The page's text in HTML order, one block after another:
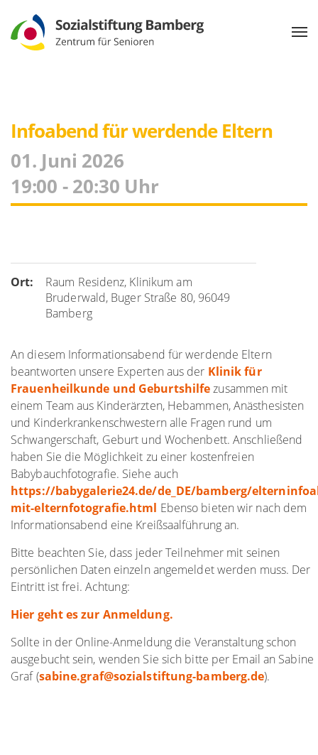
Infoabend für werdende Eltern
01. Juni 2026
19:00 - 20:30 Uhr
Ort:
Raum Residenz, Klinikum am
Bruderwald, Buger Straße 80, 96049
Bamberg
An diesem Informationsabend für werdende Eltern
beantworten unsere Experten aus der Klinik für
Frauenheilkunde und Geburtshilfezusammen mit
einem Team aus Kinderärzten, Hebammen, Anästhesisten
und Kinderkrankenschwestern alle Fragen rund um
Schwangerschaft, Geburt und Wochenbett. Anschließend
haben Sie die Möglichkeit zu einer kostenfreien
Babybauchfotografie. Siehe auch
https://babygalerie24.de/de_DE/bamberg/
mit-elternfotografie.html Ebenso bieten wir nach dem
Informationsabend eine Kreißsaalführung an.
Bitte beachten Sie, dass jeder Teilnehmer mit seinen
persönlichen Daten einzeln angemeldet werden muss. Der
Eintritt ist frei. Achtung:
Hier geht es zur Anmeldung.
Sollte in der Online-Anmeldung die Veranstaltung schon
ausgebucht sein, wenden Sie sich bitte per Email an Sabine
Graf (sabine.graf@sozialstiftung-bamberg.de).